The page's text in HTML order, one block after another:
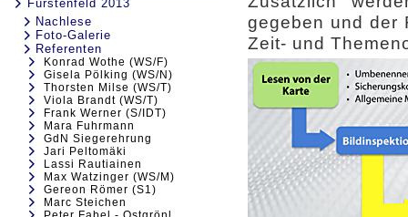
Fürstenfeld 2013
Nachlese
Foto-Galerie
Referenten
Konrad Wothe (WS/F)
Gisela Pölking (WS/N)
Thorsten Milse (WS/T)
Viola Brandt (WS/T)
Frank Werner (S/IDT)
Mara Fuhrmann
GdN Siegerehrung
Jari Peltomäki
Lassi Rautiainen
Max Watzinger (WS/M)
Gereon Römer (S1)
Marc Steichen
gegeben und der
Zeit- und